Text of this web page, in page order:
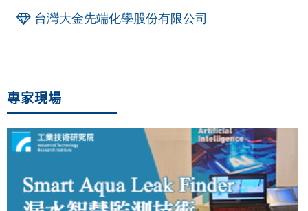
台灣大金先端化學股份有限公司
專家現場